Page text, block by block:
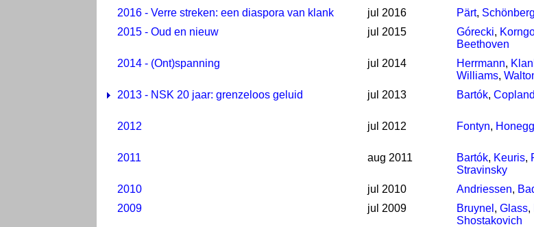
2016 - Verre streken: een diaspora van klank jul 2016 Pärt, Schönberg
2015 - Oud en nieuw
jul 2015 Górecki,
Beethoven
2014 - (Ont)spanning jul 2014 Herrmann,
Williams,
2013 - NSK 20 jaar: grenzeloos geluid jul 2013 Bartók, Copland
2012
jul 2012 Fontyn,
2011
aug 2011 Bartók, Keuris,
Stravinsky
2010 jul 2010 Andriessen,
2009
jul 2009 Bruynel , Glass,
Shostakovich